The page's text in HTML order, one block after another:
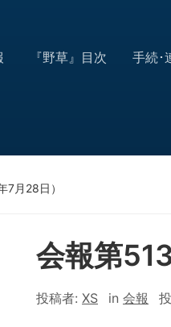
『野草』目次 手続･
月28日）
会報第
投稿者: XS in 会報